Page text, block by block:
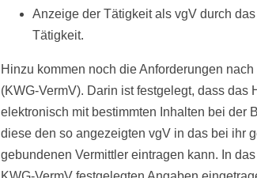
Anzeige der Tätigkeit als vgV durch
Tätigkeit.
Hinzu kommen noch die Anforderungen
(KWG-VermV). Darin ist festgelegt, dass das
elektronisch mit bestimmten Inhalten bei der
diese den so angezeigten vgV in das bei ihr
gebundenen Vermittler eintragen kann. In